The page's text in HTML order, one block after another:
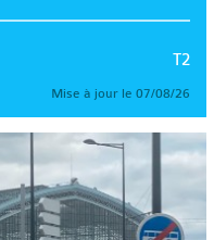
T2
Mise à jour le 07/08/26